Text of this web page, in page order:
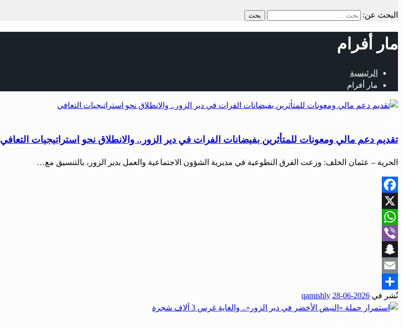
البحث عن:
مار أفرام
الرئيسية
مار أفرام
تقديم دعم مالي ومعونات للمتأثرين بفيضانات الفرات في دير الزور.. والانطلاق نحو استراتيجيات التعافي
الحرية – عثمان الخلف: وزعت الفرق التطوعية في مديرية الشؤون الاجتماعية والعمل بدير الزور، بالتنسيق مع…
Facebook
X
WhatsApp
Viber
Snapchat
Email
Share
نُشر في 2026-06-28
qamishly